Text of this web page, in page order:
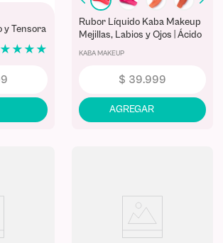
y Tensora
★ ★ ★ ★
Rubor Líquido Kaba Makeup
Mejillas, Labios y Ojos | Ácido
KABA MAKEUP
$ 39.999